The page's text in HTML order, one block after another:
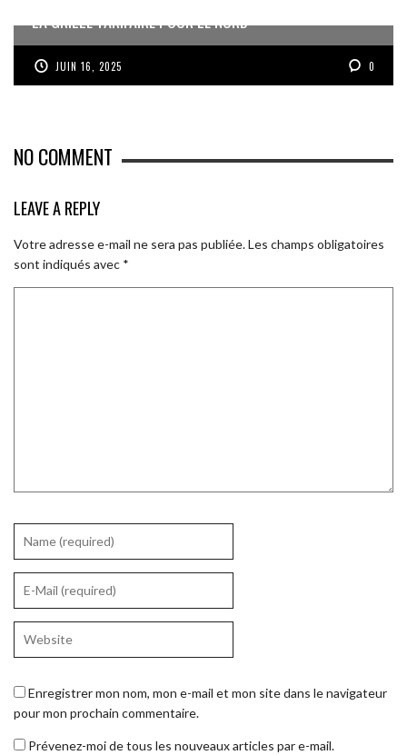
LA GRILLE TARIFAIRE POUR LE NORD
JUIN 16, 2025 0
NO COMMENT
LEAVE A REPLY
Votre adresse e-mail ne sera pas publiée.Les champs obligatoires
sont indiqués avec *
Enregistrer mon nom, mon e-mail et mon site dans le navigateur
pour mon prochain commentaire.
Prévenez-moi de tous les nouveaux articles par e-mail.